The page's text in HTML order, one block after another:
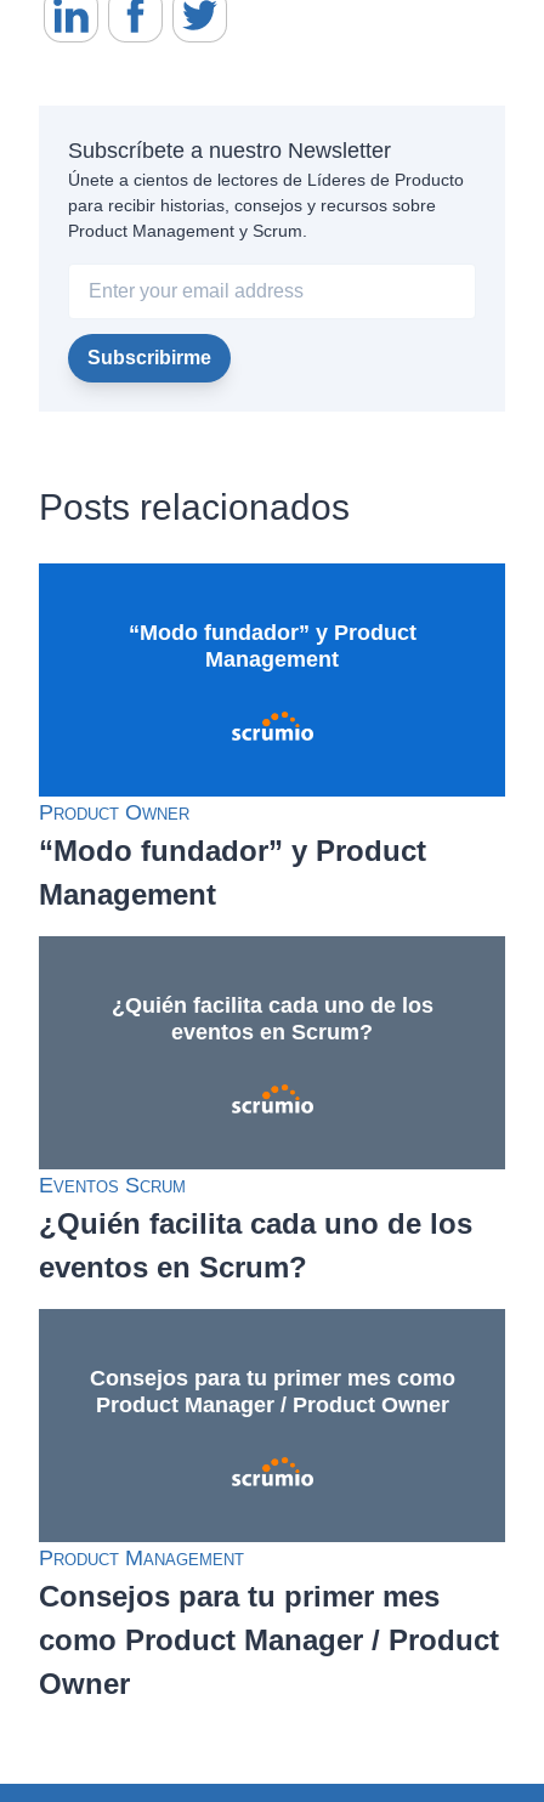
Subscríbete a nuestro Newsletter
Únete a cientos de lectores de Líderes de Producto
para recibir historias, consejos y recursos sobre
Product Management y Scrum.
Posts relacionados
“Modo fundador” y Product
Management
Product Owner
“Modo fundador” y Product
Management
¿Quién facilita cada uno de los
eventos en Scrum?
Eventos Scrum
¿Quién facilita cada uno de los
eventos en Scrum?
Consejos para tu primer mes como
Product Manager / Product Owner
Product Management
Consejos para tu primer mes
como Product Manager / Product
Owner